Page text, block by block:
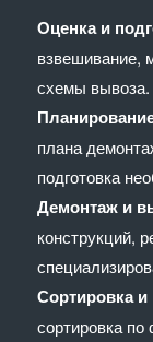
Оценка и
взвешивание,
схемы вывоза.
плана
подготовка
Демонтаж и
конструкций,
Сортировка и
сортировка по